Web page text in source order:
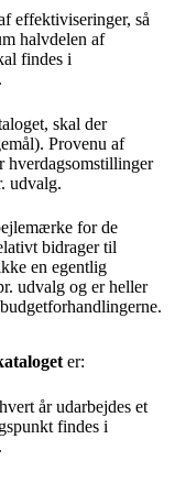
effektiviseringer, så
halvdelen af
findes i
skal der
Provenu af
hverdagsomstillinger
udvalg.
for de
bidrager til
en egentlig
udvalg og er heller
er:
år udarbejdes et
findes i